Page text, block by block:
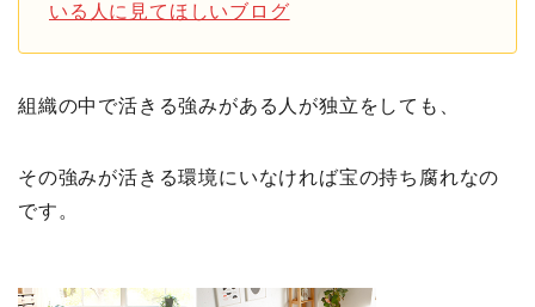
いる人に見てほしいブログ
組織の中で活きる強みがある人が独立をしても、
その強みが活きる環境にいなければ宝の持ち腐れなの
です。